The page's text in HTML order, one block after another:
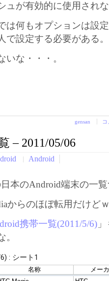
ュが有効的に使用され
は何もオプションは設
で設定する必要がある。
いな・・・。
gensan
– 2011/05/06
Android
本のAndroid端末の一
からのほぼ転用だけど
携帯一覧(2011/5/6)
。